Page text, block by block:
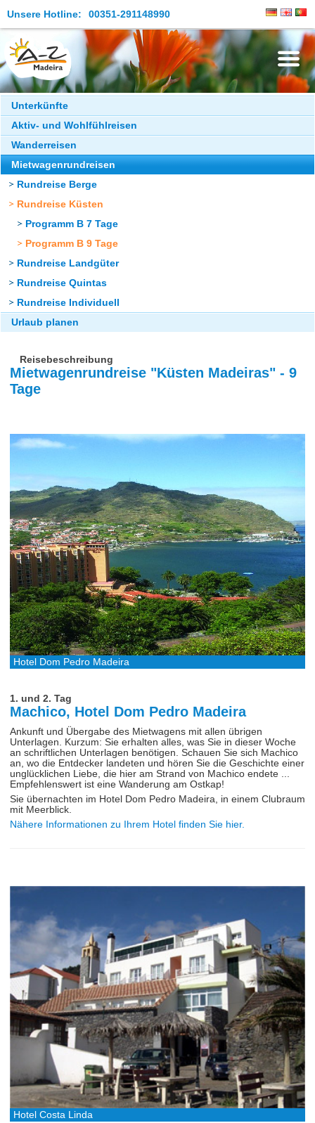
Unsere Hotline: 00351-291148990
Die Insel
Madeira Erleben
Aktuelles
Reiseangebote
Kontakt
Unterkünfte
Aktiv- und Wohlfühlreisen
Wanderreisen
Mietwagenrundreisen
Rundreise Berge
Rundreise Küsten
Programm B 7 Tage
Programm B 9 Tage
Rundreise Landgüter
Rundreise Quintas
Rundreise Individuell
Urlaub planen
Reisebeschreibung
Mietwagenrundreise "Küsten Madeiras" - 9
Tage
Hotel Dom Pedro Madeira
1. und 2. Tag
Machico, Hotel Dom Pedro Madeira
Ankunft und Übergabe des Mietwagens mit allen übrigen
Unterlagen. Kurzum: Sie erhalten alles, was Sie in dieser Woche
an schriftlichen Unterlagen benötigen. Schauen Sie sich Machico
an, wo die Entdecker landeten und hören Sie die Geschichte einer
unglücklichen Liebe, die hier am Strand von Machico endete ...
Empfehlenswert ist eine Wanderung am Ostkap!
Sie übernachten im Hotel Dom Pedro Madeira, in einem Clubraum
mit Meerblick.
Nähere Informationen zu Ihrem Hotel finden Sie hier.
Hotel Costa Linda